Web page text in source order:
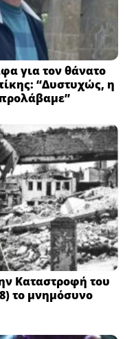
για τον θάνατο
“Δυστυχώς, η
Καταστροφή του
το μνημόσυνο